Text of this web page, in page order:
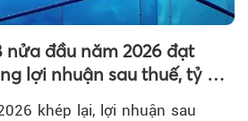
nửa đầu năm 2026 đạt
lợi nhuận sau thuế, tỷ lệ
ngành
khép lại, lợi nhuận sau